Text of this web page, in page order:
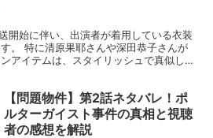
開始に伴い、出演者が着用している衣装
。 特に清原果耶さんや深田恭子さんが
アイテムは、スタイリッシュで真似した
【問題物件】第2話ネタバレ！ポ
ルターガイスト事件の真相と視聴
者の感想を解説